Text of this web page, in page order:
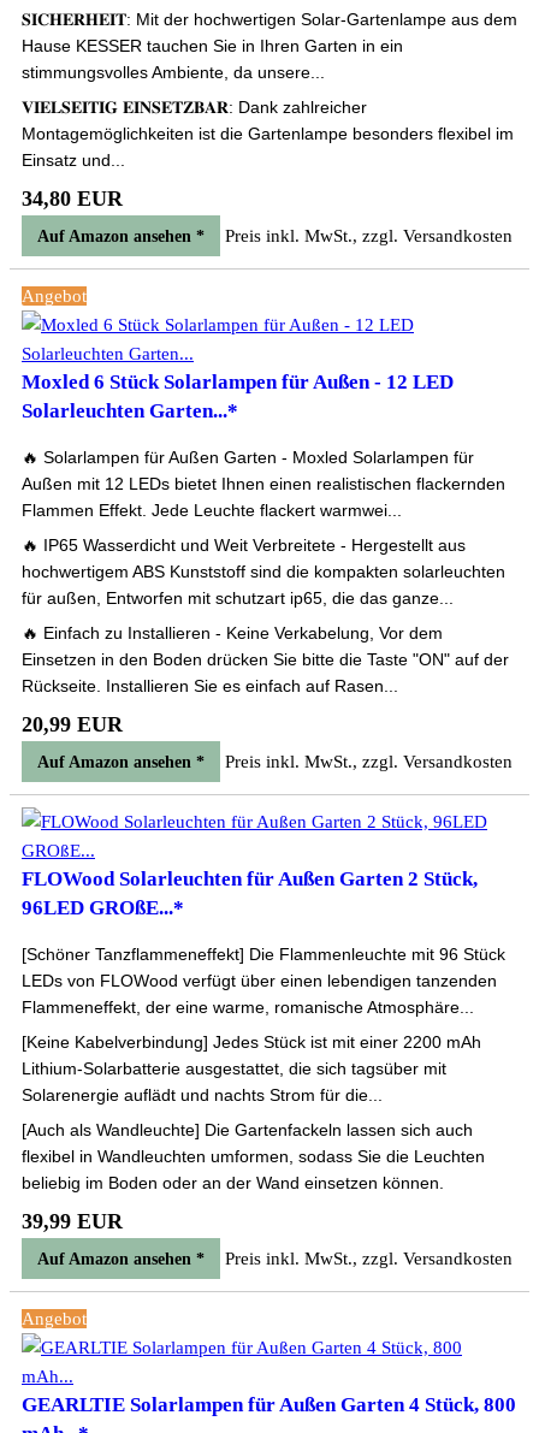
𝐒𝐈𝐂𝐇𝐄𝐑𝐇𝐄𝐈𝐓: Mit der hochwertigen Solar-Gartenlampe aus dem
Hause KESSER tauchen Sie in Ihren Garten in ein
stimmungsvolles Ambiente, da unsere...
𝐕𝐈𝐄𝐋𝐒𝐄𝐈𝐓𝐈𝐆 𝐄𝐈𝐍𝐒𝐄𝐓𝐙𝐁𝐀𝐑: Dank zahlreicher
Montagemöglichkeiten ist die Gartenlampe besonders flexibel im
Einsatz und...
34,80 EUR
Auf Amazon ansehen * Preis inkl. MwSt., zzgl. Versandkosten
Angebot
Moxled 6 Stück Solarlampen für Außen - 12 LED
Solarleuchten Garten...*
🔥 Solarlampen für Außen Garten - Moxled Solarlampen für
Außen mit 12 LEDs bietet Ihnen einen realistischen flackernden
Flammen Effekt. Jede Leuchte flackert warmwei...
🔥 IP65 Wasserdicht und Weit Verbreitete - Hergestellt aus
hochwertigem ABS Kunststoff sind die kompakten solarleuchten
für außen, Entworfen mit schutzart ip65, die das ganze...
🔥 Einfach zu Installieren - Keine Verkabelung, Vor dem
Einsetzen in den Boden drücken Sie bitte die Taste "ON" auf der
Rückseite. Installieren Sie es einfach auf Rasen...
20,99 EUR
Auf Amazon ansehen * Preis inkl. MwSt., zzgl. Versandkosten
FLOWood Solarleuchten für Außen Garten 2 Stück,
96LED GROßE...*
[Schöner Tanzflammeneffekt] Die Flammenleuchte mit 96 Stück
LEDs von FLOWood verfügt über einen lebendigen tanzenden
Flammeneffekt, der eine warme, romanische Atmosphäre...
[Keine Kabelverbindung] Jedes Stück ist mit einer 2200 mAh
Lithium-Solarbatterie ausgestattet, die sich tagsüber mit
Solarenergie auflädt und nachts Strom für die...
[Auch als Wandleuchte] Die Gartenfackeln lassen sich auch
flexibel in Wandleuchten umformen, sodass Sie die Leuchten
beliebig im Boden oder an der Wand einsetzen können.
39,99 EUR
Auf Amazon ansehen * Preis inkl. MwSt., zzgl. Versandkosten
Angebot
GEARLTIE Solarlampen für Außen Garten 4 Stück, 800